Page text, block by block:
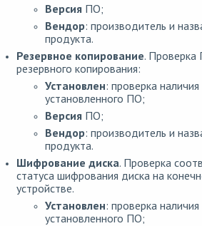
Версия ПО;
Вендор: производитель и
продукта.
Резервное копирование.
резервного копирования:
Установлен: проверка наличия
установленного ПО;
Версия ПО;
Вендор: производитель и
продукта.
Шифрование диска. Проверка
статуса шифрования диска на
устройстве.
Установлен: проверка наличия
установленного ПО;